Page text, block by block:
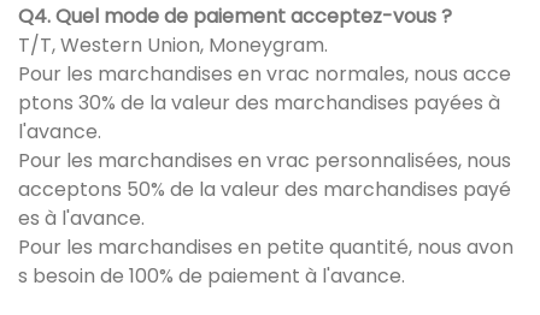
Q4. Quel mode de paiement acceptez-vous ?
T/T, Western Union, Moneygram.
Pour les marchandises en vrac normales, nous acce
ptons 30% de la valeur des marchandises payées à
l'avance.
Pour les marchandises en vrac personnalisées, nous
acceptons 50% de la valeur des marchandises payé
es à l'avance.
Pour les marchandises en petite quantité, nous avon
s besoin de 100% de paiement à l'avance.